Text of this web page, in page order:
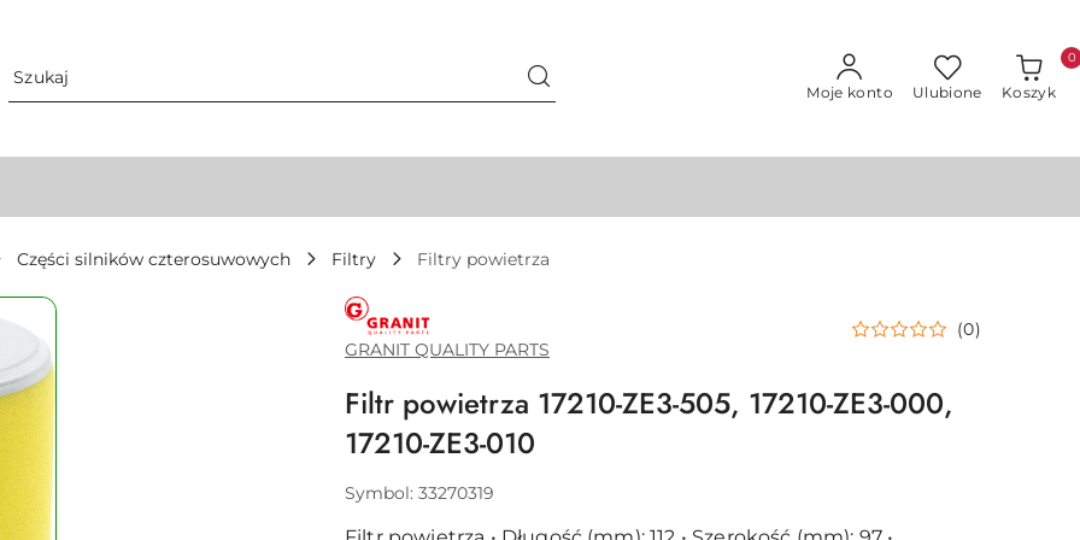
Moje konto Ulubione Koszyk
0
Części silników czterosuwowych Filtry Filtry powietrza
GRANIT
QUALITY
PARTS
GRANIT QUALITY PARTS
(0)
Filtr powietrza 17210-ZE3-505, 17210-ZE3-000,
17210-ZE3-010
Symbol: 33270319